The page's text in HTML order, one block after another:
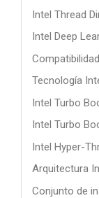
Intel Thread
Intel Deep
Tecnología
Intel Turbo
Intel Turbo
Intel Hyper-
Arquitectura
Conjunto de